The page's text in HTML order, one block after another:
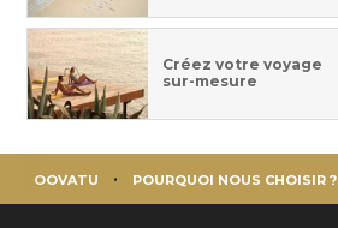
Créez votre voyage
sur-mesure
OOVATU POURQUOI NOUS CHOISIR ?